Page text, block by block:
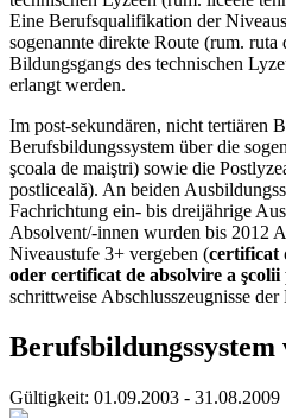
Eine Berufsqualifikation der
sogenannte direkte Route (rum. ruta
Bildungsgangs des technischen
erlangt werden.
Im post-sekundären, nicht tertiären
Berufsbildungssystem über die
şcoala de maiştri) sowie die
postliceală). An beiden
Fachrichtung ein- bis dreijährige
Absolvent/-innen wurden bis 2012
Niveaustufe 3+ vergeben (certificat
oder certificat de absolvire a şcolii
schrittweise Abschlusszeugnisse
Berufsbildungssystem
Gültigkeit: 01.09.2003 - 31.08.2009